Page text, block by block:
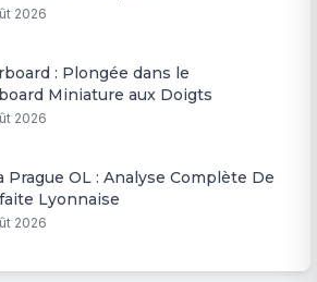
2026
: Plongée dans le
Miniature aux Doigts
2026
Prague OL : Analyse Complète De
Lyonnaise
2026